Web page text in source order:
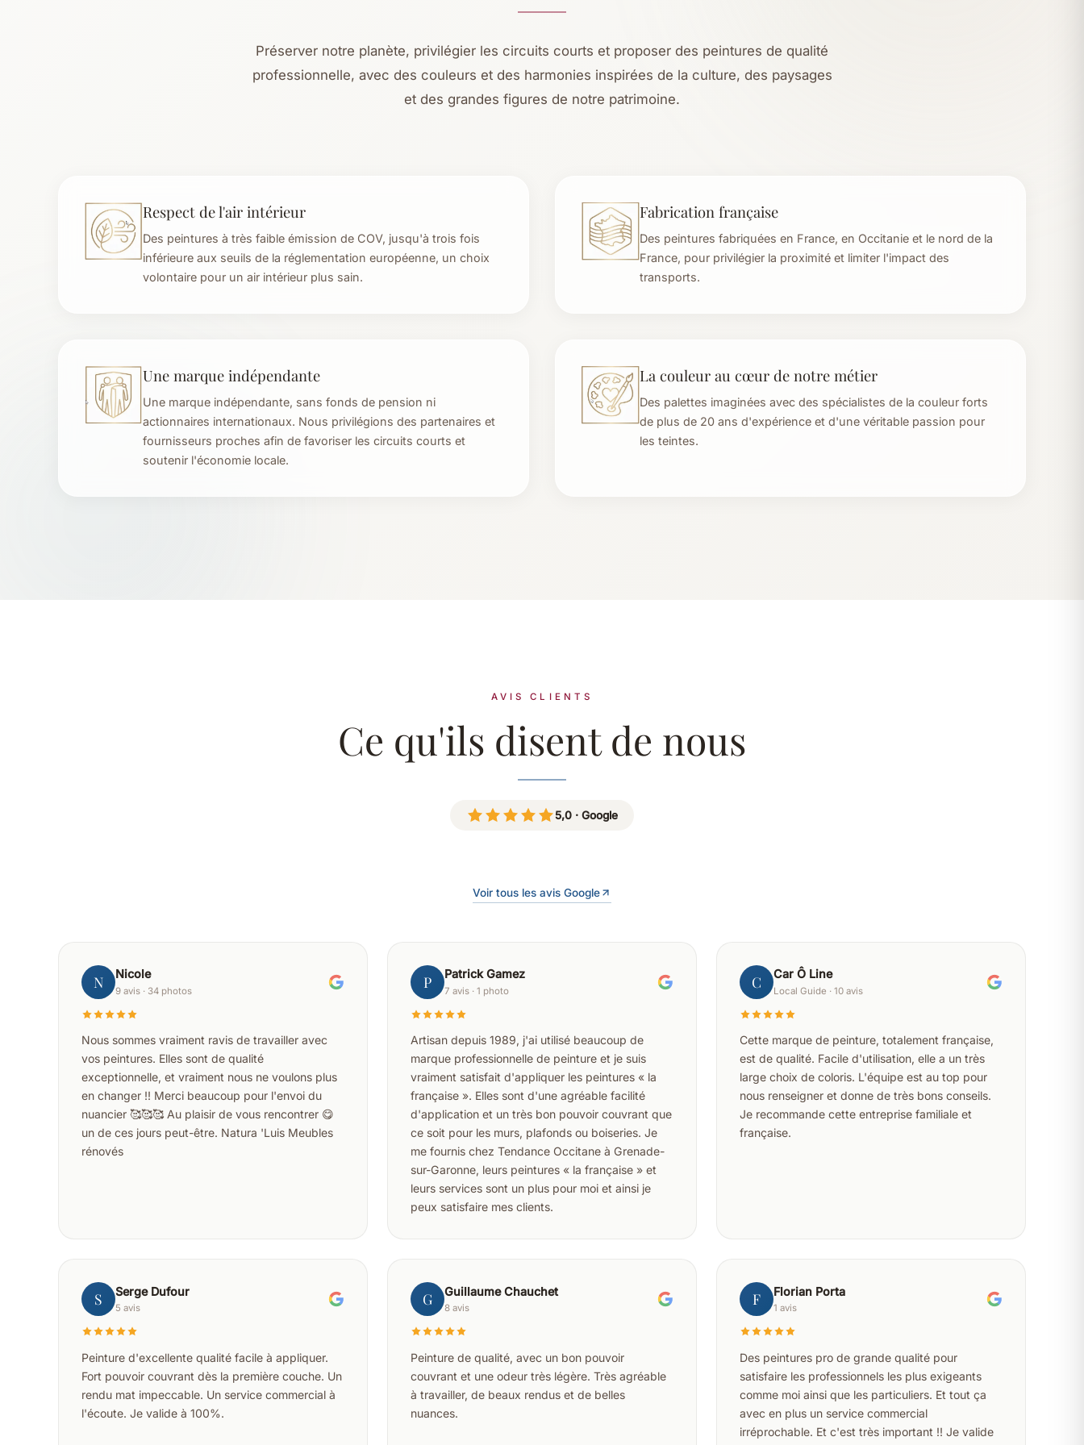
Préserver notre planète, privilégier les circuits courts et proposer des peintures de qualité
professionnelle, avec des couleurs et des harmonies inspirées de la culture, des paysages
et des grandes figures de notre patrimoine.
Respect de l'air intérieur
Des peintures à très faible émission de COV, jusqu'à trois fois
inférieure aux seuils de la réglementation européenne, un choix
volontaire pour un air intérieur plus sain.
Fabrication française
Des peintures fabriquées en France, en Occitanie et le nord de la
France, pour privilégier la proximité et limiter l'impact des
transports.
Une marque indépendante
Une marque indépendante, sans fonds de pension ni
actionnaires internationaux. Nous privilégions des partenaires et
fournisseurs proches afin de favoriser les circuits courts et
soutenir l'économie locale.
La couleur au cœur de notre métier
Des palettes imaginées avec des spécialistes de la couleur forts
de plus de 20 ans d'expérience et d'une véritable passion pour
les teintes.
AVIS CLIENTS
Ce qu'ils disent de nous
5,0 · Google
Voir tous les avis Google
N Nicole
9 avis · 34 photos
Nous sommes vraiment ravis de travailler avec
vos peintures. Elles sont de qualité
exceptionnelle, et vraiment nous ne voulons plus
en changer !! Merci beaucoup pour l'envoi du
nuancier 🥰🥰🥰 Au plaisir de vous rencontrer 😋
un de ces jours peut-être. Natura 'Luis Meubles
rénovés
P Patrick Gamez
7 avis · 1 photo
Artisan depuis 1989, j'ai utilisé beaucoup de
marque professionnelle de peinture et je suis
vraiment satisfait d'appliquer les peintures « la
française ». Elles sont d'une agréable facilité
d'application et un très bon pouvoir couvrant que
ce soit pour les murs, plafonds ou boiseries. Je
me fournis chez Tendance Occitane à Grenade-
sur-Garonne, leurs peintures « la française » et
leurs services sont un plus pour moi et ainsi je
peux satisfaire mes clients.
C Car Ô Line
Local Guide · 10 avis
Cette marque de peinture, totalement française,
est de qualité. Facile d'utilisation, elle a un très
large choix de coloris. L'équipe est au top pour
nous renseigner et donne de très bons conseils.
Je recommande cette entreprise familiale et
française.
S Serge Dufour
5 avis
Peinture d'excellente qualité facile à appliquer.
Fort pouvoir couvrant dès la première couche. Un
rendu mat impeccable. Un service commercial à
l'écoute. Je valide à 100%.
G Guillaume Chauchet
8 avis
Peinture de qualité, avec un bon pouvoir
couvrant et une odeur très légère. Très agréable
à travailler, de beaux rendus et de belles
nuances.
F Florian Porta
1 avis
Des peintures pro de grande qualité pour
satisfaire les professionnels les plus exigeants
comme moi ainsi que les particuliers. Et tout ça
avec en plus un service commercial
irréprochable. Et c'est très important !! Je valide